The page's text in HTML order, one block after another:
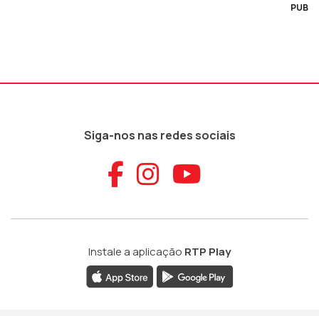
PUB
Siga-nos nas redes sociais
Aceder ao
Aceder ao
Aceder
Instale a aplicação RTP Play